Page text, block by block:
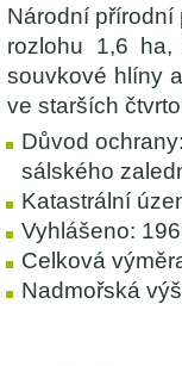
Národní přírodní
rozlohu 1,6
souvkové hlíny
ve starších
Důvod
sálského
Katastrální
Vyhlášeno:
Celková
Nadmořská